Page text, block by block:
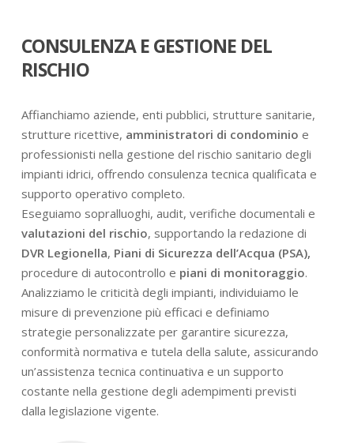
CONSULENZA E GESTIONE DEL
RISCHIO
Affianchiamo aziende, enti pubblici, strutture sanitarie,
strutture ricettive, amministratori di condominio e
professionisti nella gestione del rischio sanitario degli
impianti idrici, offrendo consulenza tecnica qualificata e
supporto operativo completo.
Eseguiamo sopralluoghi, audit, verifiche documentali e
valutazioni del rischio, supportando la redazione di
DVR Legionella, Piani di Sicurezza dell’Acqua (PSA),
procedure di autocontrollo e piani di monitoraggio.
Analizziamo le criticità degli impianti, individuiamo le
misure di prevenzione più efficaci e definiamo
strategie personalizzate per garantire sicurezza,
conformità normativa e tutela della salute, assicurando
un’assistenza tecnica continuativa e un supporto
costante nella gestione degli adempimenti previsti
dalla legislazione vigente.